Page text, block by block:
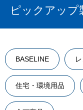
ピックアップ
BASELINE
住宅・環境用品